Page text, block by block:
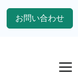
お問い合わせ